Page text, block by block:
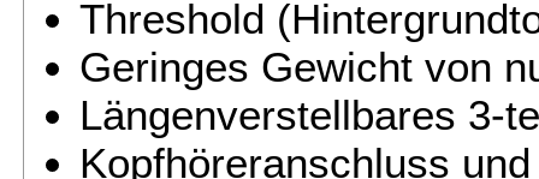
Threshold
Geringes Gewicht von
Längenverstellbares 3-
Kopfhöreranschluss